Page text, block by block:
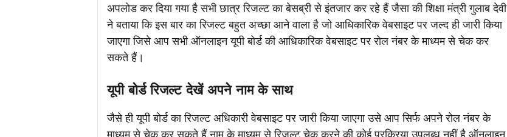
अपलोड कर दिया गया है सभी छात्र रिजल्ट का बेसब्री से इंतजार कर रहे हैं जैसा की शिक्षा मंत्री गुलाब देवी
ने बताया कि इस बार का रिजल्ट बहुत अच्छा आने वाला है जो आधिकारिक वेबसाइट पर जल्द ही जारी किया
जाएगा जिसे आप सभी ऑनलाइन यूपी बोर्ड की आधिकारिक वेबसाइट पर रोल नंबर के माध्यम से चेक कर
सकते हैं।
यूपी बोर्ड रिजल्ट देखें अपने नाम के साथ
जैसे ही यूपी बोर्ड का रिजल्ट अधिकारी वेबसाइट पर जारी किया जाएगा उसे आप सिर्फ अपने रोल नंबर के
माध्यम से चेक कर सकते हैं नाम के माध्यम से रिजल्ट चेक करने की कोई प्रक्रिया उपलब्ध नहीं है ऑनलाइन